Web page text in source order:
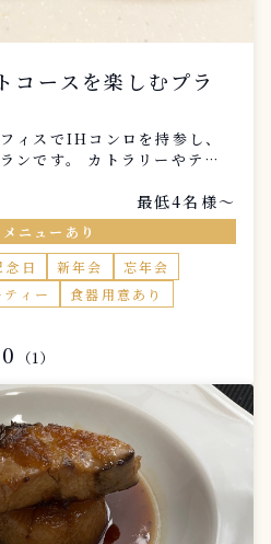
コースを楽しむプラ
ィスでIHコンロを持参し、
ンです。 カトラリーやテー
です。
最低4名様〜
ニューあり
念日 新年会
忘年会
ィー 食器用意あり
（1）